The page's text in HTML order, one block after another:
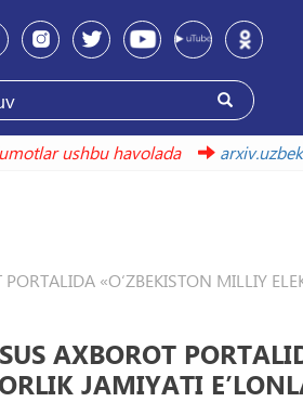
ushbu havolada
«O‘ZBEKISTON MILLIY
AXBOROT
JAMIYATI